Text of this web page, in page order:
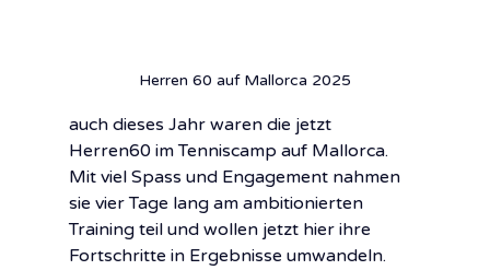
Herren 60 auf Mallorca 2025
auch dieses Jahr waren die jetzt
Herren60 im Tenniscamp auf Mallorca.
Mit viel Spass und Engagement nahmen
sie vier Tage lang am ambitionierten
Training teil und wollen jetzt hier ihre
Fortschritte in Ergebnisse umwandeln.